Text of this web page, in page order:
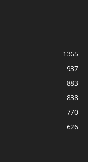
1365
937
883
838
770
626